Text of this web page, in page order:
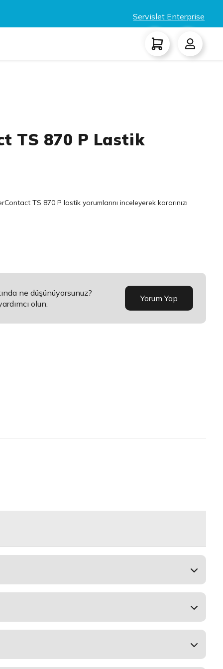
Servislet Enterprise
TS 870 P Lastik
TS 870 P lastik yorumlarını inceleyerek kararınızı
ne düşünüyorsunuz?
olun.
Yorum Yap